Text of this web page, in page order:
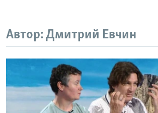
Автор: Дмитрий Евчин